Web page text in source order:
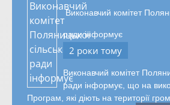
Виконавчий комітет
ради інформує
2 роки тому
Виконавчий комітет
ради інформує, що на
Програм, які діють на території